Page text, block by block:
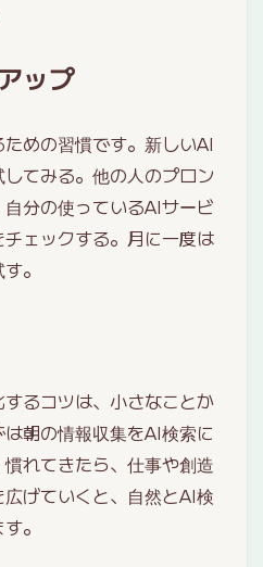
ップ
めの習慣です。新しいAI
てみる。他の人のプロン
分の使っているAIサービ
ェックする。月に一度は
。
るコツは、小さなことか
朝の情報収集をAI検索に
れてきたら、仕事や創造
げていくと、自然とAI検
。